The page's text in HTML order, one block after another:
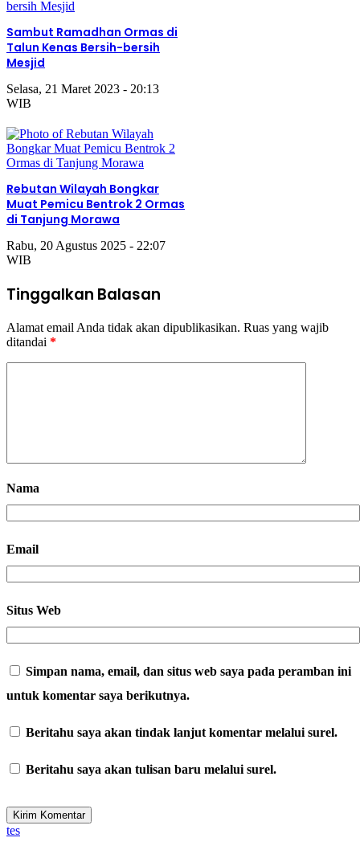
Sambut Ramadhan Ormas di
Talun Kenas Bersih-bersih
Mesjid
Selasa, 21 Maret 2023 - 20:13
WIB
Rebutan Wilayah Bongkar
Muat Pemicu Bentrok 2 Ormas
di Tanjung Morawa
Rabu, 20 Agustus 2025 - 22:07
WIB
Tinggalkan Balasan
Alamat email Anda tidak akan dipublikasikan. Ruas yang wajib
ditandai *
Nama
Email
Situs Web
Simpan nama, email, dan situs web saya pada peramban ini
untuk komentar saya berikutnya.
Beritahu saya akan tindak lanjut komentar melalui surel.
Beritahu saya akan tulisan baru melalui surel.
tes